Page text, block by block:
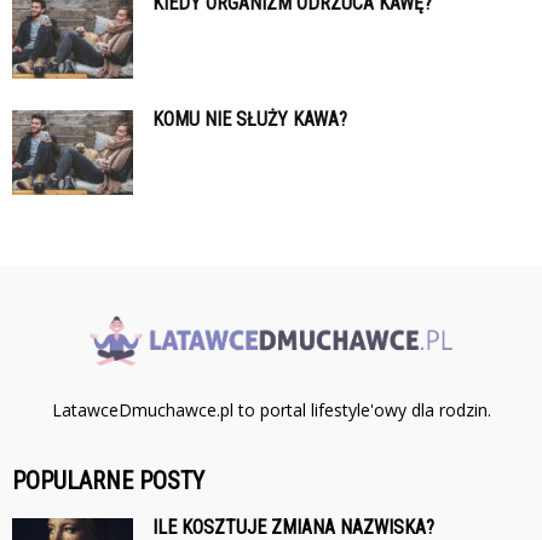
KOMU NIE SŁUŻY KAWA?
LatawceDmuchawce.pl to portal lifestyle'owy dla rodzin.
POPULARNE POSTY
ILE KOSZTUJE ZMIANA NAZWISKA?